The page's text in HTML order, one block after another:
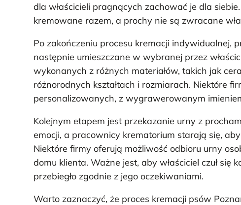
dla właścicieli pragnących zachować je dla
kremowane razem, a prochy nie są zwracane
Po zakończeniu procesu kremacji indywidualnej,
następnie umieszczane w wybranej przez
wykonanych z różnych materiałów, takich jak
różnorodnych kształtach i rozmiarach. Niektóre
personalizowanych, z wygrawerowanym
Kolejnym etapem jest przekazanie urny z
emocji, a pracownicy krematorium starają się,
Niektóre firmy oferują możliwość odbioru urny
domu klienta. Ważne jest, aby właściciel czuł się
przebiegło zgodnie z jego oczekiwaniami.
Warto zaznaczyć, że proces kremacji psów